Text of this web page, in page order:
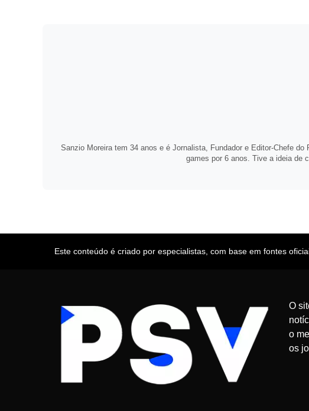
Sanzio Moreira tem 34 anos e é Jornalista, Fundador e Editor-Chefe
games por 6 anos. Tive a ideia de
Este conteúdo é criado por especialistas, com base em fontes
O
o
os